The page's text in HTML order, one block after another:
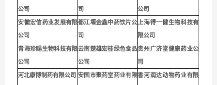
公司
司
公司
安徽宏信药业发展有限
公司
都江堰金鑫中药饮片公
司
上海得一健生物科技有
限公司
青海珍赐生物科技有限
公司
云南楚雄宏桂绿色食品
公司
贵州广济堂健康药业公
司
河北康博制药有限公司 安国市聚药堂药业有限香河润达动物药业有限